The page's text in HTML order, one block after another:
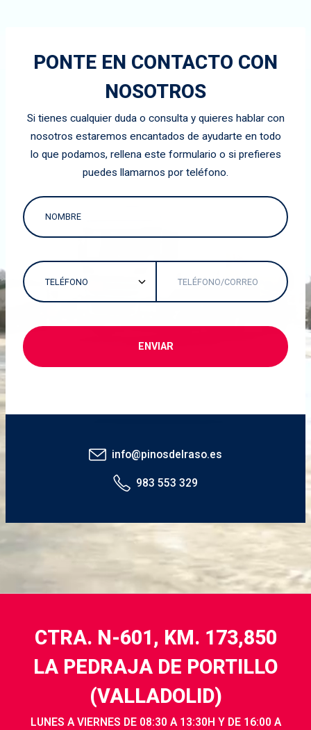
PONTE EN CONTACTO CON
NOSOTROS
Si tienes cualquier duda o consulta y quieres hablar con
nosotros estaremos encantados de ayudarte en todo
lo que podamos, rellena este formulario o si prefieres
puedes llamarnos por teléfono.
info@pinosdelraso.es
983 553 329
CTRA. N-601, KM. 173,850
LA PEDRAJA DE PORTILLO
(VALLADOLID)
LUNES A VIERNES DE 08:30 A 13:30H Y DE 16:00 A